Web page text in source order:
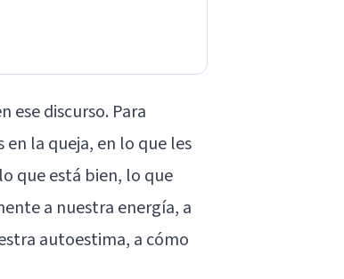
ese discurso. Para
la queja, en lo que les
que está bien, lo que
a nuestra energía, a
autoestima, a cómo